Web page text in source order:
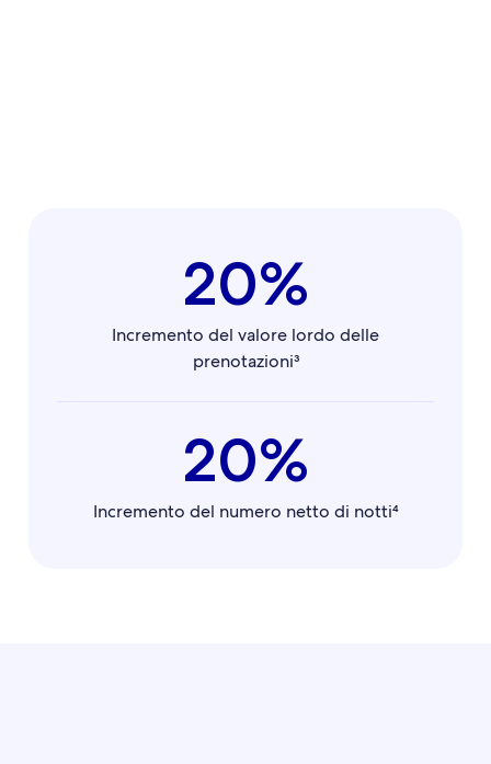
20%
Incremento del valore lordo delle
prenotazioni³
20%
Incremento del numero netto di notti⁴